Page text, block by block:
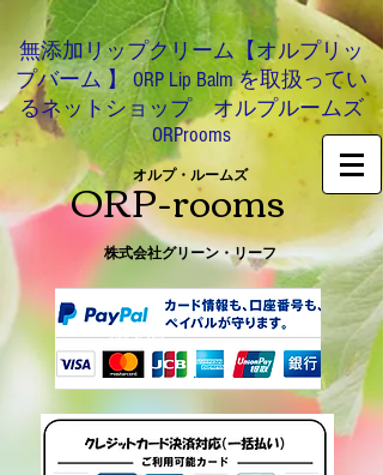
無添加リップクリーム【オルプリッ
プバーム 】 ORP Lip Balm を取扱ってい
るネットショップ オルプルームズ
ORProoms
ORP-rooms
オルプ・ルームズ
株式会社グリーン・リーフ
0466-54-8612